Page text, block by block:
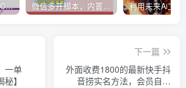
黄岛主·短视频短剧CPS副业项目：二剪视频在抖音和快手上发布，挂车变现 微信多开脚本，内置抢红包+好友检测+朋友圈转发等（安卓脚本+视频教程）
一单
】
下一篇
外面收费1800的最新快手抖
音捞实名方法，会员自测